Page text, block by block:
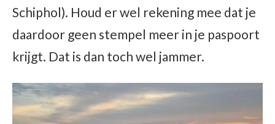
Schiphol). Houd er wel rekening mee dat je
daardoor geen stempel meer in je paspoort
krijgt. Dat is dan toch wel jammer.